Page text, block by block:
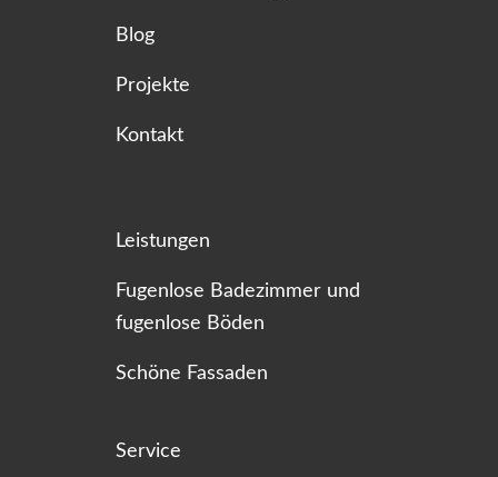
Blog
Projekte
Kontakt
Leistungen
Fugenlose Badezimmer und
fugenlose Böden
Schöne Fassaden
Service